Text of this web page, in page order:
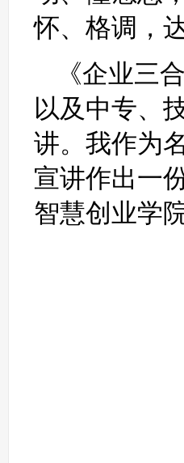
怀、格调，
《企业三
以及中专、
讲。我作为
宣讲作出一
智慧创业学